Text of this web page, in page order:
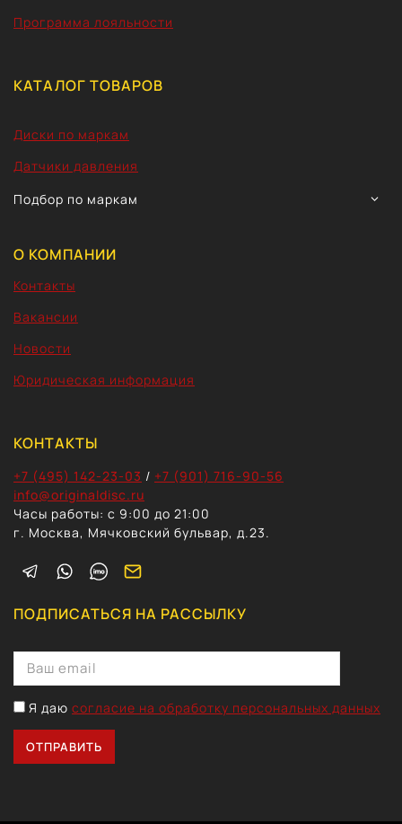
Программа лояльности
КАТАЛОГ ТОВАРОВ
Диски по маркам
Датчики давления
Подбор по маркам
О КОМПАНИИ
Контакты
Вакансии
Новости
Юридическая информация
КОНТАКТЫ
+7 (495) 142-23-03 / +7 (901) 716-90-56
info@originaldisc.ru
Часы работы: с 9:00 до 21:00
г. Москва, Мячковский бульвар, д.23.
ПОДПИСАТЬСЯ НА РАССЫЛКУ
Я даю согласие на обработку персональных данных